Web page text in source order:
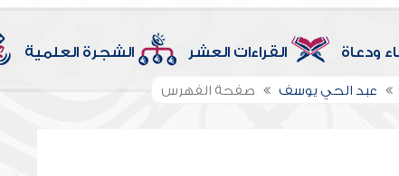
ودعاة القراءات العشر الشجرة العلمية
عبد الحي يوسف صفحة الفهرس